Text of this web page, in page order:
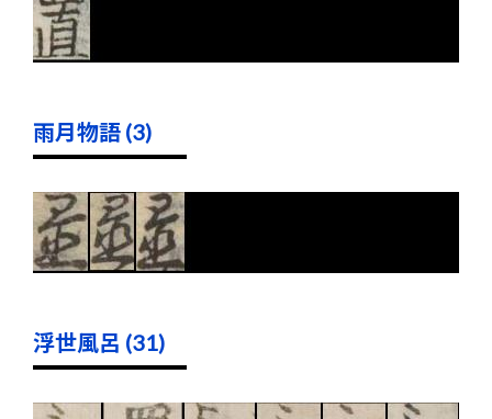
雨月物語 (3)
浮世風呂 (31)